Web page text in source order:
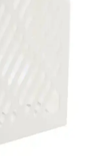
Evrak Klasörü Ofis
yaprak kapasitesi ve